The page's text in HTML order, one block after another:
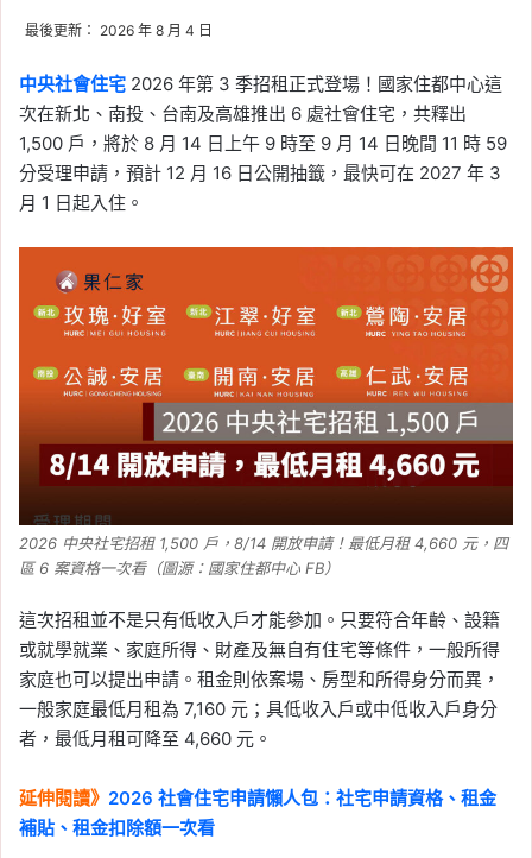
最後更新： 2026 年 8 月 4 日
中央社會住宅 2026 年第 3 季招租正式登場！國家住都中心這
次在新北、南投、台南及高雄推出 6 處社會住宅，共釋出
1,500 戶，將於 8 月 14 日上午 9 時至 9 月 14 日晚間 11 時 59
分受理申請，預計 12 月 16 日公開抽籤，最快可在 2027 年 3
月 1 日起入住。
2026 中央社宅招租 1,500 戶，8/14 開放申請！最低月租 4,660 元，四
區 6 案資格一次看（圖源：國家住都中心 FB）
這次招租並不是只有低收入戶才能參加。只要符合年齡、設籍
或就學就業、家庭所得、財產及無自有住宅等條件，一般所得
家庭也可以提出申請。租金則依案場、房型和所得身分而異，
一般家庭最低月租為 7,160 元；具低收入戶或中低收入戶身分
者，最低月租可降至 4,660 元。
延伸閱讀》 2026 社會住宅申請懶人包：社宅申請資格、租金
補貼、租金扣除額一次看